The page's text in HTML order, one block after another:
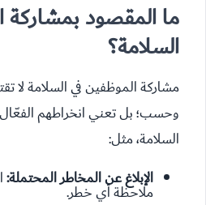
ما المقصود بمشاركة
السلامة؟
مشاركة الموظفين في السلامة لا
وحسب؛ بل تعني انخراطهم
السلامة، مثل:
الإبلاغ عن المخاطر المحتملة:
ملاحظة أي خطر.